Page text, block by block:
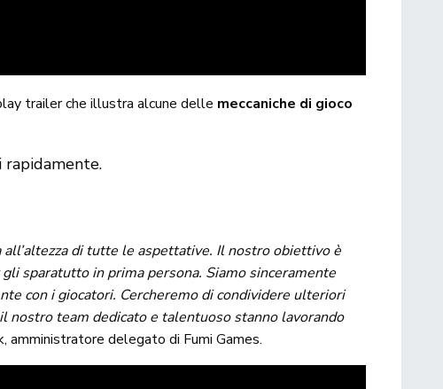
trailer che illustra alcune delle meccaniche di gioco
rapidamente.
di tutte le aspettative. Il nostro obiettivo è
sparatutto in prima persona. Siamo sinceramente
con i giocatori. Cercheremo di condividere ulteriori
nostro team dedicato e talentuoso stanno lavorando
amministratore delegato di Fumi Games.